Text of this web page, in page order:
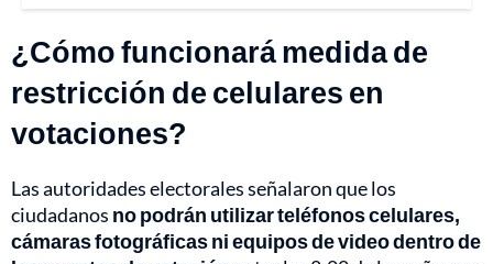
¿Cómo funcionará medida de
restricción de celulares en
votaciones?
Las autoridades electorales señalaron que los
ciudadanos no podrán utilizar teléfonos celulares,
cámaras fotográficas ni equipos de video dentro de